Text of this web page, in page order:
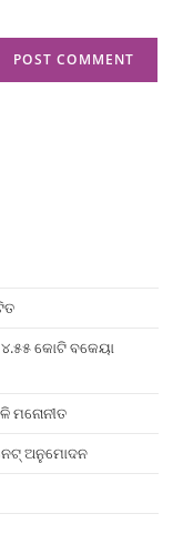
କୋଟି ବକେୟା
ମନୋନୀତ
ଅନୁମୋଦନ